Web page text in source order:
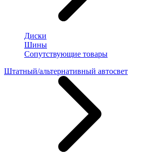
Диски
Шины
Сопутствующие товары
Штатный/альтернативный автосвет